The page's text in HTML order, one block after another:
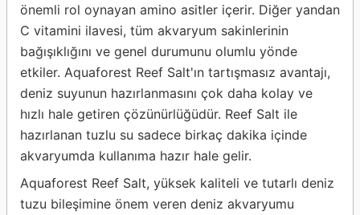
önemli rol oynayan amino asitler içerir. Diğer yandan
C vitamini ilavesi, tüm akvaryum sakinlerinin
bağışıklığını ve genel durumunu olumlu yönde
etkiler. Aquaforest Reef Salt'ın tartışmasız avantajı,
deniz suyunun hazırlanmasını çok daha kolay ve
hızlı hale getiren çözünürlüğüdür. Reef Salt ile
hazırlanan tuzlu su sadece birkaç dakika içinde
akvaryumda kullanıma hazır hale gelir.
Aquaforest Reef Salt, yüksek kaliteli ve tutarlı deniz
tuzu bileşimine önem veren deniz akvaryumu